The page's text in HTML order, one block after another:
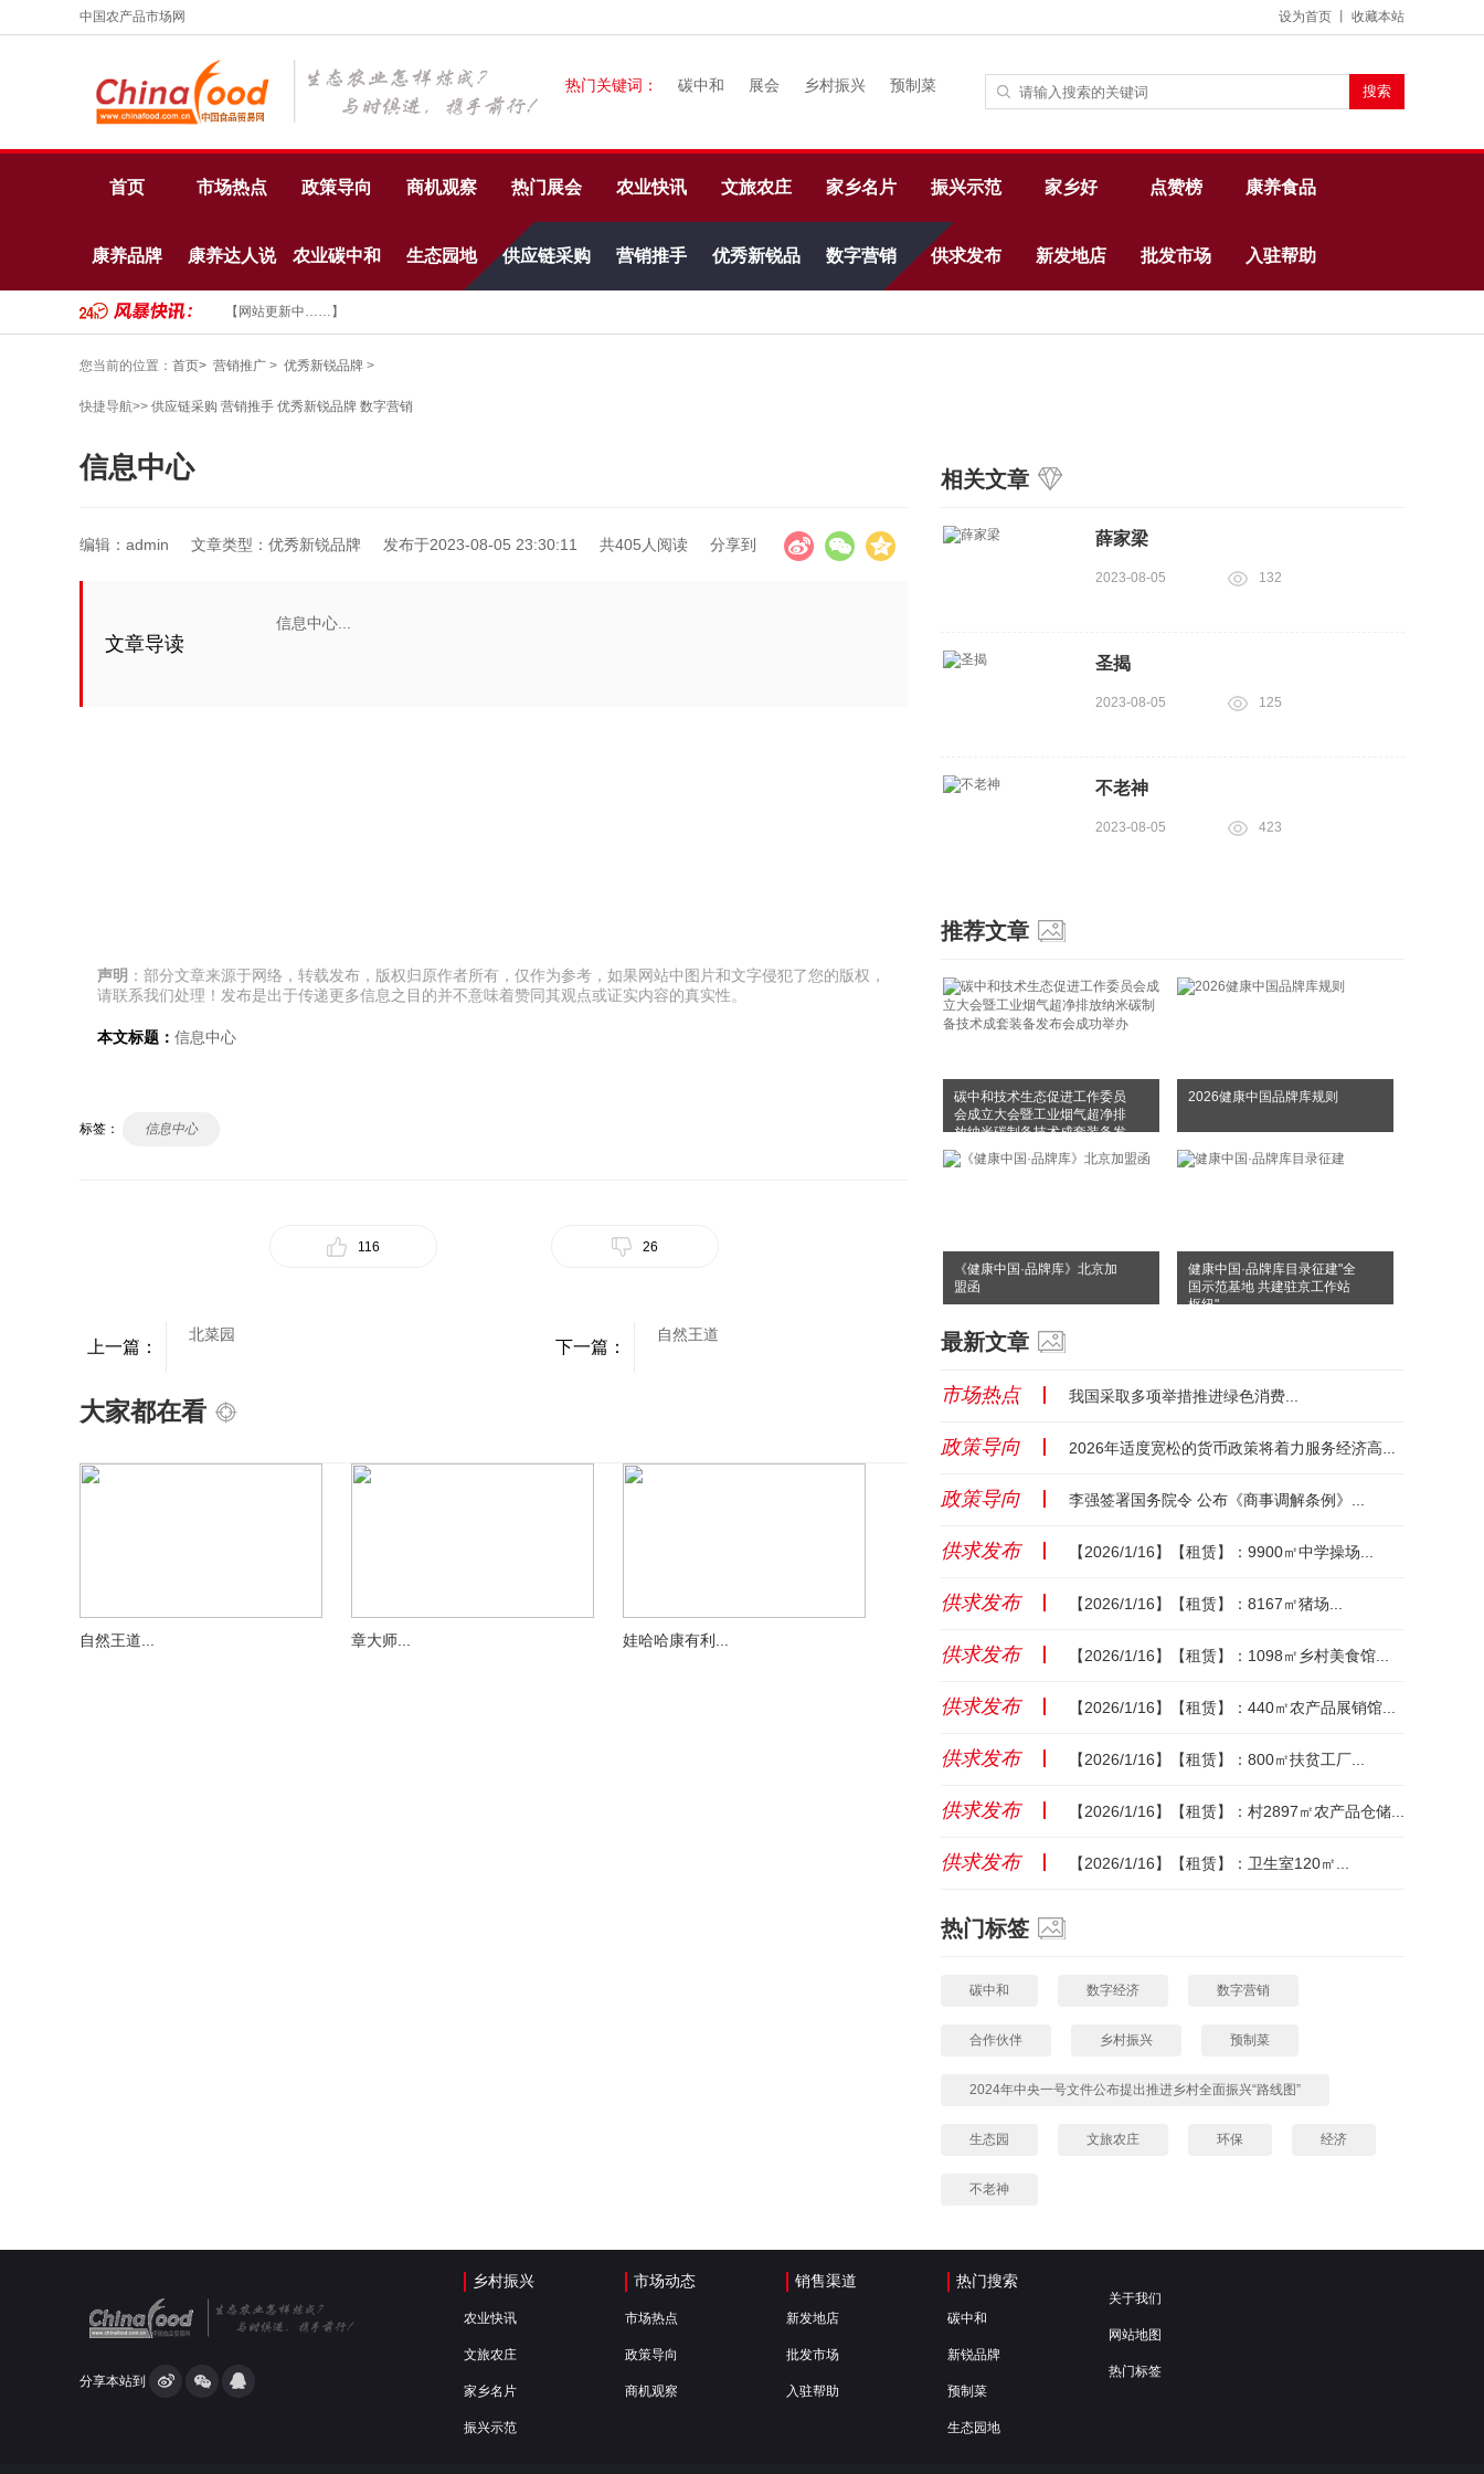
中国农产品市场网 设为首页 收藏本站
热门关键词： 碳中和 展会 乡村振兴 预制菜
首页 市场热点 政策导向 商机观察 热门展会 农业快讯 文旅农庄 家乡名片 振兴示范 家乡好 点赞榜 康养食品
康养品牌 康养达人说 农业碳中和 生态园地 供应链采购 营销推手 优秀新锐品 数字营销 供求发布 新发地店 批发市场 入驻帮助
【网站更新中……】
您当前的位置： 首页> 营销推广 > 优秀新锐品牌 >
快捷导航>> 供应链采购 营销推手 优秀新锐品牌 数字营销
信息中心
编辑： admin 文章类型：优秀新锐品牌 发布于2023-08-05 23:30:11 共405人阅读 分享到
文章导读
信息中心...
声明 ：部分文章来源于网络，转载发布，版权归原作者所有，仅作为参考，如果网站中图片和文字侵犯了您的版权，
请联系我们处理！发布是出于传递更多信息之目的并不意味着赞同其观点或证实内容的真实性。
本文标题： 信息中心
标签： 信息中心
116 26
上一篇：
北菜园
下一篇：
自然王道
大家都在看
自然王道... 章大师... 娃哈哈康有利...
相关文章
薛家梁
2023-08-05 132
圣揭
2023-08-05 125
不老神
2023-08-05 423
推荐文章
碳中和技术生态促进工作委员
会成立大会暨工业烟气超净排
放纳米碳制备技术成套装备发
布会成功举办
2026健康中国品牌库规则
《健康中国·品牌库》北京加
盟函
健康中国·品牌库目录征建"全
国示范基地 共建驻京工作站
枢纽"
最新文章
市场热点 我国采取多项举措推进绿色消费...
政策导向 2026年适度宽松的货币政策将着力服务经济高质量发展...
政策导向 李强签署国务院令 公布《商事调解条例》...
供求发布 【2026/1/16】【租赁】：9900㎡中学操场...
供求发布 【2026/1/16】【租赁】：8167㎡猪场...
供求发布 【2026/1/16】【租赁】：1098㎡乡村美食馆...
供求发布 【2026/1/16】【租赁】：440㎡农产品展销馆...
供求发布 【2026/1/16】【租赁】：800㎡扶贫工厂...
供求发布 【2026/1/16】【租赁】：村2897㎡农产品仓储...
供求发布 【2026/1/16】【租赁】：卫生室120㎡...
热门标签
碳中和 数字经济 数字营销
合作伙伴 乡村振兴 预制菜
2024年中央一号文件公布提出推进乡村全面振兴“路线图”
生态园 文旅农庄 环保 经济
不老神
分享本站到
乡村振兴
农业快讯
文旅农庄
家乡名片
振兴示范
市场动态
市场热点
政策导向
商机观察
销售渠道
新发地店
批发市场
入驻帮助
热门搜索
碳中和
新锐品牌
预制菜
生态园地
关于我们
网站地图
热门标签